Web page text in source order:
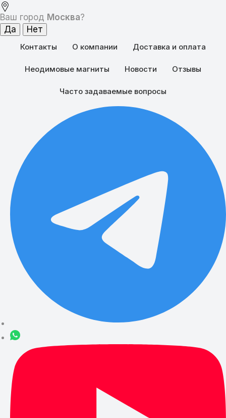
Ваш город Москва?
Контакты О компании Доставка и оплата
Неодимовые магниты Новости Отзывы
Часто задаваемые вопросы